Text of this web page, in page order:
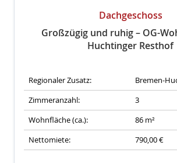
Dachgeschoss
Großzügig und ruhig – OG-
Huchtinger Resthof
Regionaler Zusatz:
Bremen-
Zimmeranzahl:
3
Wohnfläche (ca.):
86 m²
Nettomiete:
790,00 €